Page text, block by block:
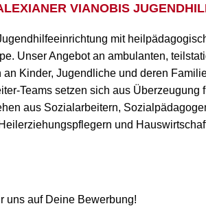
VIANOBIS
mit
Unser Angebot an ambulanten,
Kinder, Jugendliche und deren
Teams setzen sich aus Überzeugung
aus Sozialarbeitern,
und
uns auf Deine Bewerbung!